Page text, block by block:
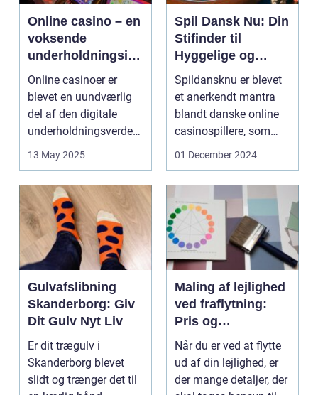
Online casino – en
voksende
underholdningsind
ustri
Online casinoer er
blevet en uundværlig
del af den digitale
underholdningsverden.
13 May 2025
Spil Dansk Nu: Din
Stifinder til
Hyggelige og
Underholdende
Online Casinoer
Spildansknu er blevet
et anerkendt mantra
blandt danske online
casinospillere, som
søger unde...
01 December 2024
Gulvafslibning
Skanderborg: Giv
Dit Gulv Nyt Liv
Er dit trægulv i
Skanderborg blevet
slidt og trænger det til
Maling af lejlighed
ved fraflytning:
Pris og
overvejelser
Når du er ved at flytte
ud af din lejlighed, er
der mange detaljer, der